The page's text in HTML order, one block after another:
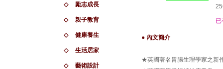
◇ 勵志成長
◇ 親子教育
◇ 健康養生
◇ 生活居家
◇ 藝術設計
● 內文簡介
★英國著名胃腸生理學家之新